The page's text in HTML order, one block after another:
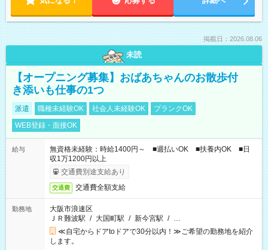
掲載日：2026.08.06
未読
【オープニング募集】おばあちゃんのお散歩付
き添いも仕事の1つ
派遣 職種未経験OK 社会人未経験OK
ブランクOK
WEB登録・面接OK
給与
無資格未経験：時給1400円～ ■週払いOK ■扶養内OK ■日
収1万1200円以上
交通費別途支給あり
交通費 交通費全額支給
勤務地
大阪市浪速区
ＪＲ難波駅 / 大国町駅 / 新今宮駅 / …
≪自宅からドアtoドアで30分以内！≫ご希望の勤務地を紹介
します。